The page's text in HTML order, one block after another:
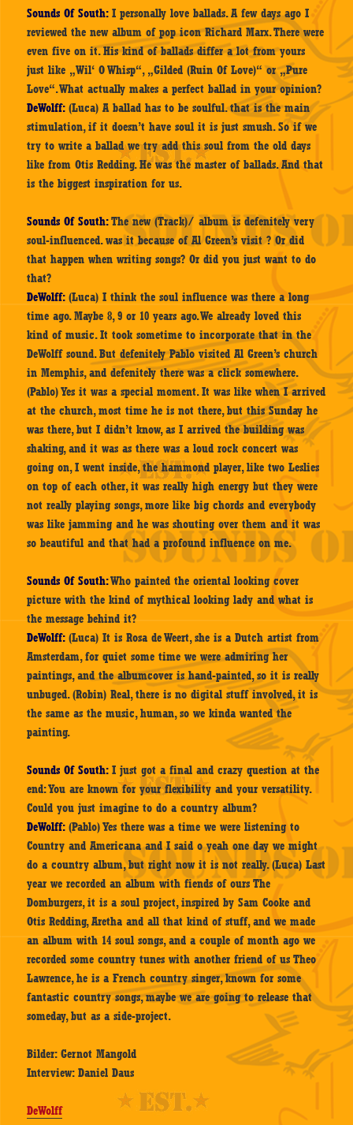
Sounds Of South:I personally love ballads. A few days ago I
reviewed the new album of pop icon Richard Marx. There were
even five on it. His kind of ballads differ a lot from yours
just like „Wil‘ O Whisp“, „Gilded (Ruin Of Love)“ or „Pure
Love“. What actually makes a perfect ballad in your opinion?
DeWolff:(Luca) A ballad has to be soulful. that is the main
stimulation, if it doesn’t have soul it is just smush. So if we
try to write a ballad we try add this soul from the old days
like from Otis Redding. He was the master of ballads. And that
is the biggest inspiration for us.
Sounds Of South:The new (Track)/ album is defenitely very
soul-influenced. was it because of Al Green’s visit ? Or did
that happen when writing songs? Or did you just want to do
that?
DeWolff:(Luca) I think the soul influence was there a long
time ago. Maybe 8, 9 or 10 years ago. We already loved this
kind of music. It took sometime to incorporate that in the
DeWolff sound. But defenitely Pablo visited Al Green’s church
in Memphis, and defenitely there was a click somewhere.
(Pablo) Yes it was a special moment. It was like when I arrived
at the church, most time he is not there, but this Sunday he
was there, but I didn’t know, as I arrived the building was
shaking, and it was as there was a loud rock concert was
going on, I went inside, the hammond player, like two Leslies
on top of each other, it was really high energy but they were
not really playing songs, more like big chords and everybody
was like jamming and he was shouting over them and it was
so beautiful and that had a profound influence on me.
Sounds Of South:Who painted the oriental looking cover
picture with the kind of mythical looking lady and what is
the message behind it?
DeWolff:(Luca) It is Rosa de Weert, she is a Dutch artist from
Amsterdam, for quiet some time we were admiring her
paintings, and the albumcover is hand-painted, so it is really
unbuged. (Robin) Real, there is no digital stuff involved, it is
the same as the music, human, so we kinda wanted the
painting.
Sounds Of South:I just got a final and crazy question at the
end: You are known for your flexibility and your versatility.
Could you just imagine to do a country album?
DeWolff:(Pablo) Yes there was a time we were listening to
Country and Americana and I said o yeah one day we might
do a country album, but right now it is not really. (Luca) Last
year we recorded an album with fiends of ours The
Domburgers, it is a soul project, inspired by Sam Cooke and
Otis Redding, Aretha and all that kind of stuff, and we made
an album with 14 soul songs, and a couple of month ago we
recorded some country tunes with another friend of us Theo
Lawrence, he is a French country singer, known for some
fantastic country songs, maybe we are going to release that
someday, but as a side-project.
Bilder: Gernot Mangold
Interview: Daniel Daus
DeWolff